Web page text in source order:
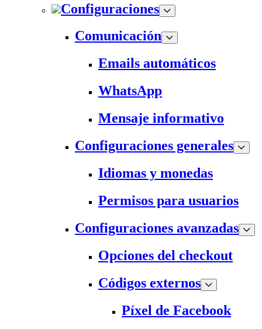
Configuraciones
Comunicación
Emails automáticos
WhatsApp
Mensaje informativo
Configuraciones generales
Idiomas y monedas
Permisos para usuarios
Configuraciones avanzadas
Opciones del checkout
Códigos externos
Píxel de Facebook